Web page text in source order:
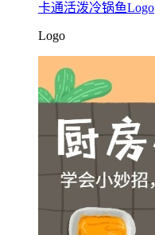
卡通活泼冷锅鱼Logo
Logo